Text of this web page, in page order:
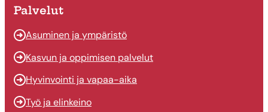
Palvelut
Asuminen ja ympäristö
Kasvun ja oppimisen palvelut
Hyvinvointi ja vapaa-aika
Työ ja elinkeino